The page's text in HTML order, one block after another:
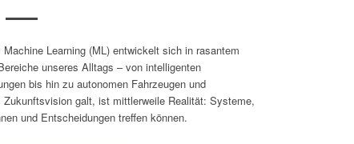
Learning (ML) entwickelt sich in rasantem
unseres Alltags – von intelligenten
bis hin zu autonomen Fahrzeugen und
galt, ist mittlerweile Realität: Systeme,
und Entscheidungen treffen können.